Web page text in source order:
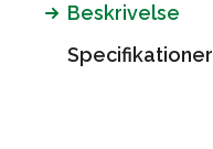
Beskrivelse
Specifikationer